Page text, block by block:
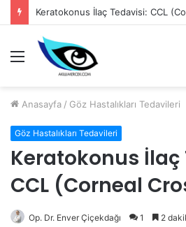
Keratokonus İlaç Tedavisi: CCL
Menü
Anasayfa / Göz Hastalıkları Tedavileri
Göz Hastalıkları Tedavileri
Keratokonus İlaç
CCL (Corneal
Op. Dr. Enver Çiçekdağı 1 2